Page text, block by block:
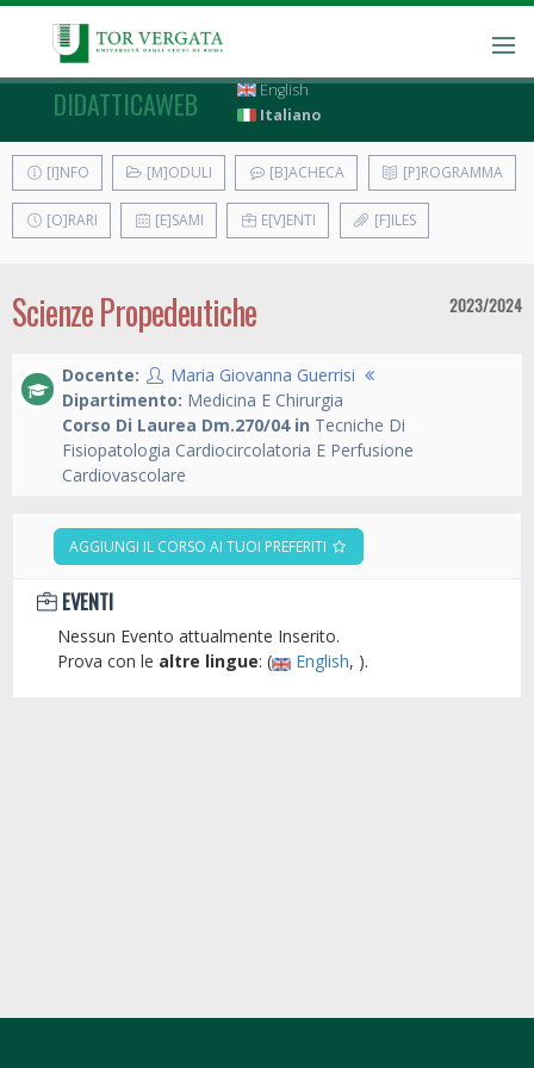
DIDATTICAWEB
English
Italiano
[I]NFO [M]ODULI [B]ACHECA [P]ROGRAMMA
[O]RARI [E]SAMI E[V]ENTI [F]ILES
Scienze Propedeutiche 2023/2024
Docente:
Maria Giovanna Guerrisi
Dipartimento: Medicina E Chirurgia
Corso Di Laurea Dm.270/04 in Tecniche Di
Fisiopatologia Cardiocircolatoria E Perfusione
Cardiovascolare
AGGIUNGI IL CORSO AI TUOI PREFERITI
EVENTI
Nessun Evento attualmente Inserito.
Prova con le altre lingue: ( English, ).